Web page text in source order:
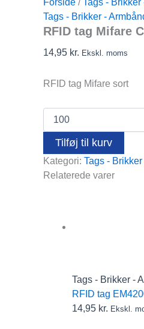
Tags - Brikker -
RFID tag Mifare
14,95 kr. Ekskl. moms
RFID tag Mifare sort
tag
Mifare
Classic
drop
1K
Tilføj til kurv
Kategori: Tags -
Relaterede varer
Tags - Brikker -
RFID tag
14,95 kr. Ekskl.